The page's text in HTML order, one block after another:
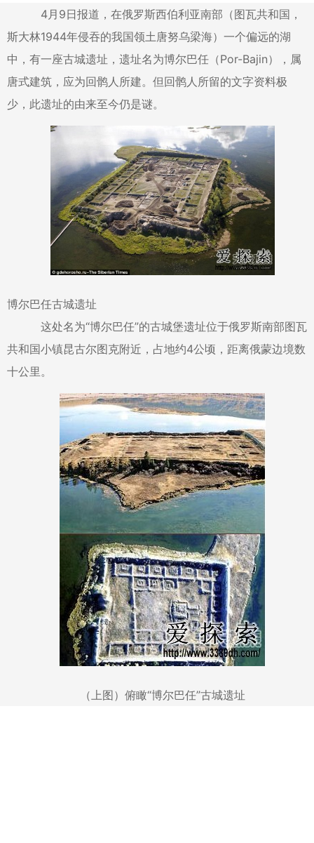
4月9日报道，在俄罗斯西伯利亚南部（图瓦共和国，
斯大林1944年侵吞的我国领土唐努乌梁海）一个偏远的湖
中，有一座古城遗址，遗址名为博尔巴任（Por-Bajin），属
唐式建筑，应为回鹘人所建。但回鹘人所留的文字资料极
少，此遗址的由来至今仍是谜。
博尔巴任古城遗址
这处名为“博尔巴任”的古城堡遗址位于俄罗斯南部图瓦
共和国小镇昆古尔图克附近，占地约4公顷，距离俄蒙边境数
十公里。
（上图）俯瞰“博尔巴任”古城遗址